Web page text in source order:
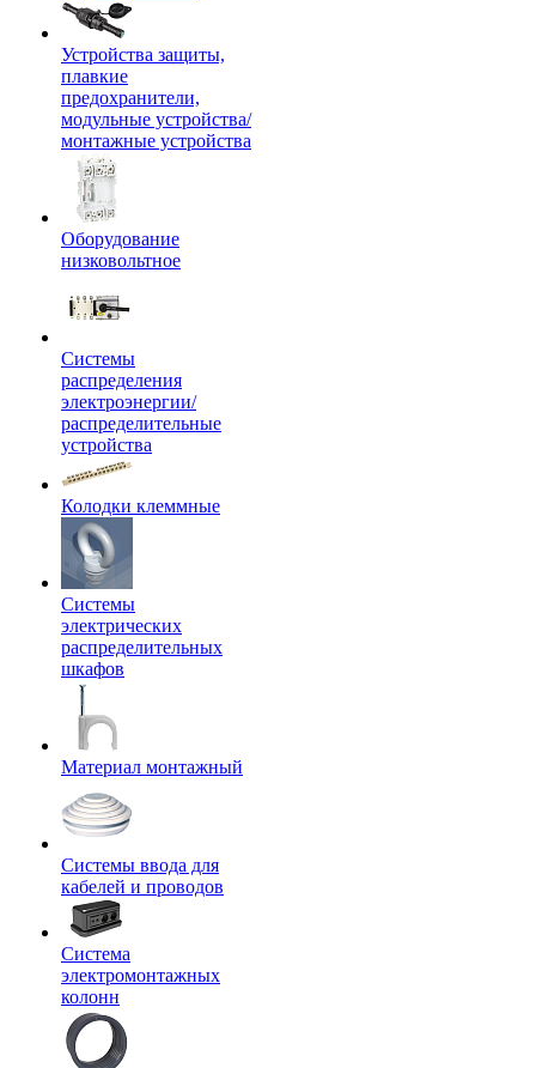
Устройства защиты,
плавкие
предохранители,
модульные устройства/
монтажные устройства
Оборудование
низковольтное
Системы
распределения
электроэнергии/
распределительные
устройства
Колодки клеммные
Системы
электрических
распределительных
шкафов
Материал монтажный
Системы ввода для
кабелей и проводов
Система
электромонтажных
колонн